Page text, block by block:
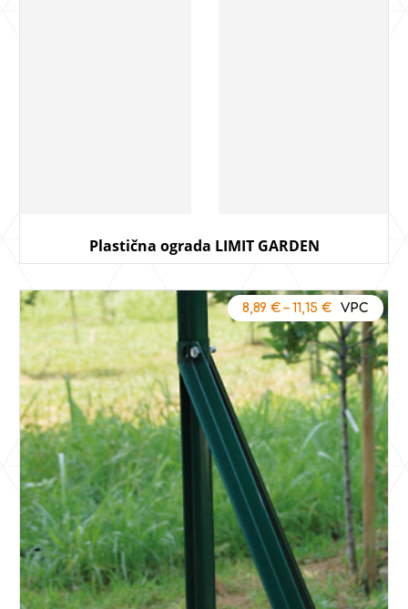
Plastična ograda LIMIT GARDEN
8,89 €– 11,15 €